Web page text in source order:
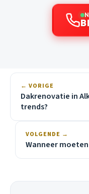
← VORIGE
Dakrenovatie in
trends?
VOLGENDE →
Wanneer